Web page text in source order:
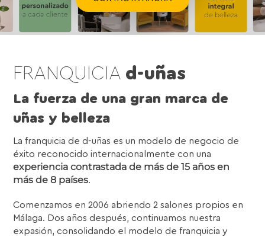
FRANQUICIA d-uñas
La fuerza de una gran marca de
uñas y belleza
La franquicia de d-uñas es un modelo de negocio de
éxito reconocido internacionalmente con una
experiencia contrastada de más de 15 años en
más de 8 países.
Comenzamos en 2006 abriendo 2 salones propios en
Málaga. Dos años después, continuamos nuestra
expasión, consolidando el modelo de franquicia y